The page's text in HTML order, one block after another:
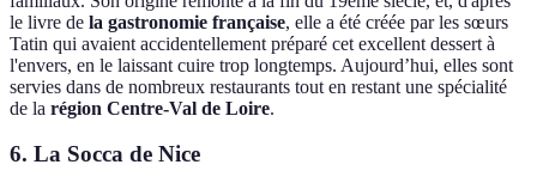
le livre de la gastronomie française, elle a été créée par les sœurs
Tatin qui avaient accidentellement préparé cet excellent dessert à
l'envers, en le laissant cuire trop longtemps. Aujourd’hui, elles sont
servies dans de nombreux restaurants tout en restant une spécialité
de la région Centre-Val de Loire.
6. La Socca de Nice